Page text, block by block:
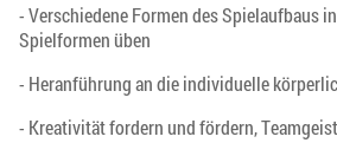
- Verschiedene Formen des Spielaufbaus
Spielformen üben
- Heranführung an die individuelle
- Kreativität fordern und fördern,